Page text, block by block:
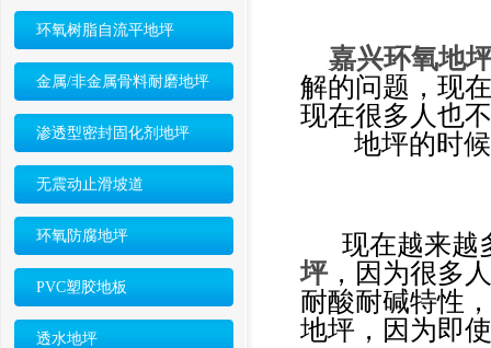
环氧树脂自流平地坪
金属/非金属骨料耐磨地坪
渗透型密封固化剂地坪
无震动止滑坡道
环氧防腐地坪
PVC塑胶地板
透水地坪
嘉兴环氧地
解的问题，现
现在很多人也
地坪的时
现在越来越
坪，因为很多
耐酸耐碱特性
地坪，因为即